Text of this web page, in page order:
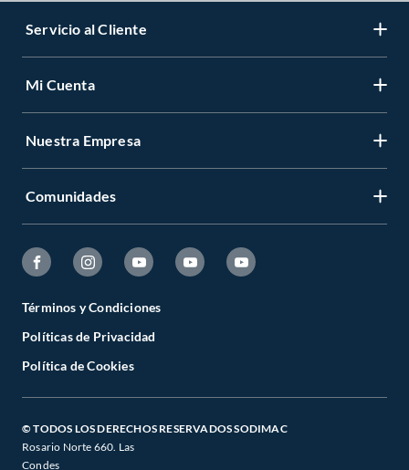
Servicio al Cliente
Mi Cuenta
Nuestra Empresa
Comunidades
Términos y Condiciones
Políticas de Privacidad
Política de Cookies
© TODOS LOS DERECHOS RESERVADOS SODIMAC
Rosario Norte 660. Las
Condes